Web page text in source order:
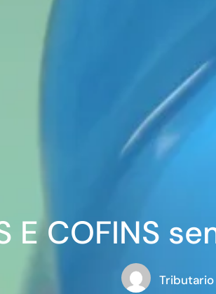
E COFINS